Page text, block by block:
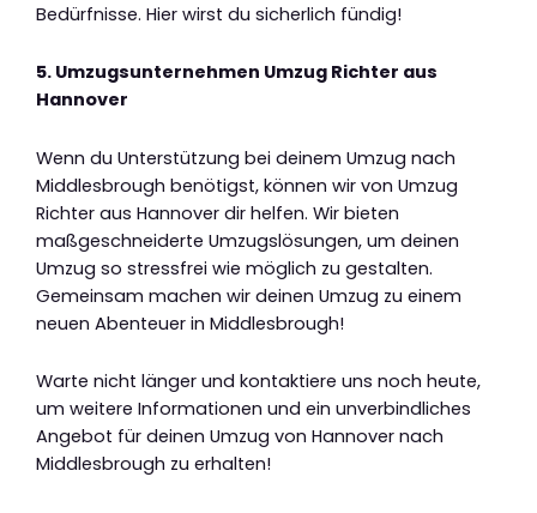
Bedürfnisse. Hier wirst du sicherlich fündig!
5. Umzugsunternehmen Umzug Richter aus
Hannover
Wenn du Unterstützung bei deinem Umzug nach
Middlesbrough benötigst, können wir von Umzug
Richter aus Hannover dir helfen. Wir bieten
maßgeschneiderte Umzugslösungen, um deinen
Umzug so stressfrei wie möglich zu gestalten.
Gemeinsam machen wir deinen Umzug zu einem
neuen Abenteuer in Middlesbrough!
Warte nicht länger und kontaktiere uns noch heute,
um weitere Informationen und ein unverbindliches
Angebot für deinen Umzug von Hannover nach
Middlesbrough zu erhalten!